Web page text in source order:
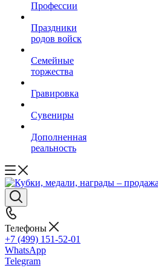
Профессии
Праздники
родов войск
Семейные
торжества
Гравировка
Сувениры
Дополненная
реальность
Телефоны
+7 (499) 151-52-01
WhatsApp
Telegram